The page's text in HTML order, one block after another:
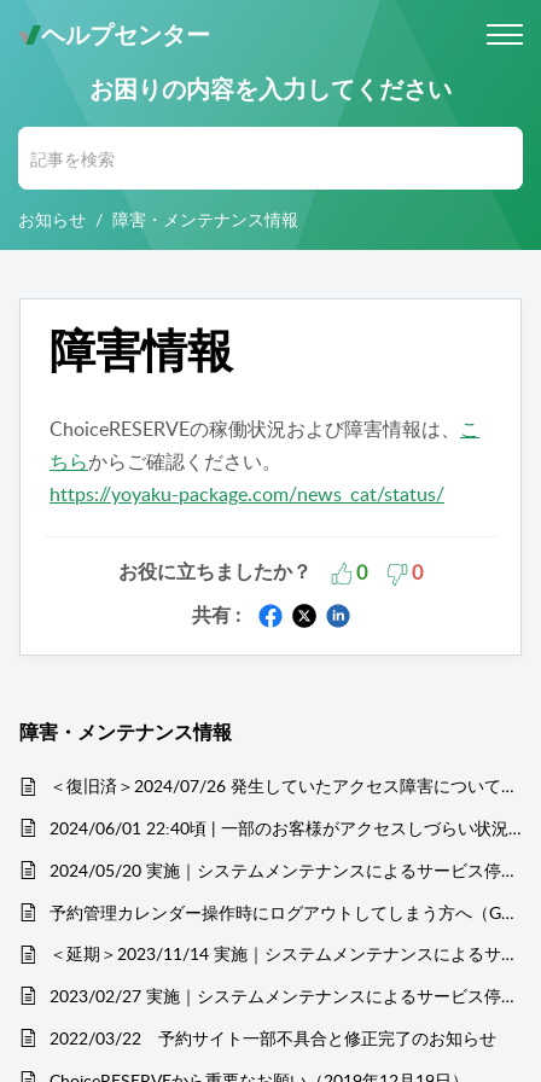
ヘルプセンター
メールでのお問い合わせ
お電話・ Web会議にて対応いたします。
お困りの内容を入力してください
お知らせ 障害・メンテナンス情報
障害情報
ChoiceRESERVEの稼働状況および障害情報は、 こ
ちらからご確認ください。
https://yoyaku-package.com/news_cat/status/
お役に立ちましたか？ 0
0
共有 :
障害・メンテナンス情報
＜復旧済＞2024/07/26 発生していたアクセス障害についてのご報告
2024/06/01 22:40頃 | 一部のお客様がアクセスしづらい状況になっておりました
2024/05/20 実施｜システムメンテナンスによるサービス停止のお知らせ
予約管理カレンダー操作時にログアウトしてしまう方へ（Google Chromeでの操作）
＜延期＞2023/11/14 実施｜システムメンテナンスによるサービス停止のお知らせ
2023/02/27 実施｜システムメンテナンスによるサービス停止のお知らせ
2022/03/22 予約サイト一部不具合と修正完了のお知らせ